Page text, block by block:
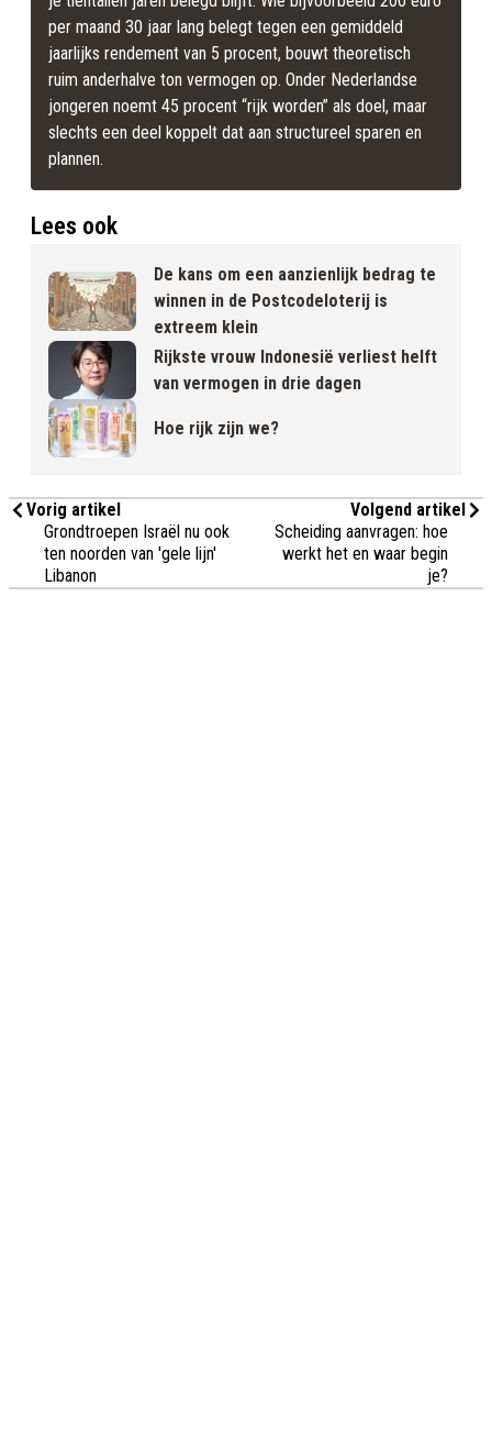
per maand 30 jaar lang belegt tegen een gemiddeld
jaarlijks rendement van 5 procent, bouwt theoretisch
ruim anderhalve ton vermogen op. Onder Nederlandse
jongeren noemt 45 procent “rijk worden” als doel, maar
slechts een deel koppelt dat aan structureel sparen en
plannen.
Lees ook
De kans om een aanzienlijk bedrag te
winnen in de Postcodeloterij is
extreem klein
Rijkste vrouw Indonesië verliest helft
van vermogen in drie dagen
Hoe rijk zijn we?
Vorig artikel
Grondtroepen Israël nu ook
ten noorden van 'gele lijn'
Libanon
Volgend artikel
Scheiding aanvragen: hoe
werkt het en waar begin
je?